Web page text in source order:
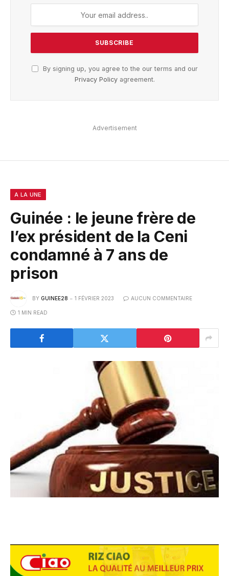
By signing up, you agree to the our terms and our
Privacy Policyagreement.
Advertisement
A LA UNE
Guinée : le jeune frère de
l’ex président de la Ceni
condamné à 7 ans de
prison
BY GUINEE28 1 FÉVRIER 2023 AUCUN COMMENTAIRE
1 MIN READ